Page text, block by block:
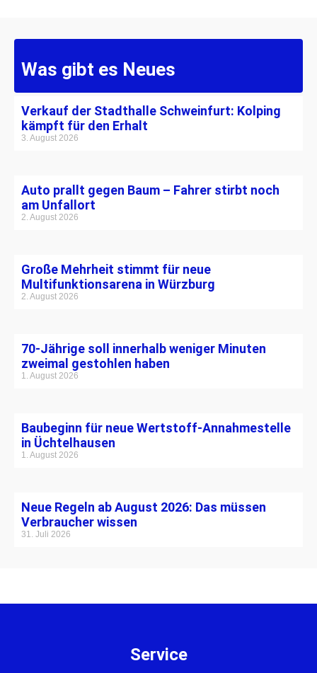
Was gibt es Neues
Verkauf der Stadthalle Schweinfurt: Kolping
kämpft für den Erhalt
3. August 2026
Auto prallt gegen Baum – Fahrer stirbt noch
am Unfallort
2. August 2026
Große Mehrheit stimmt für neue
Multifunktionsarena in Würzburg
2. August 2026
70-Jährige soll innerhalb weniger Minuten
zweimal gestohlen haben
1. August 2026
Baubeginn für neue Wertstoff-Annahmestelle
in Üchtelhausen
1. August 2026
Neue Regeln ab August 2026: Das müssen
Verbraucher wissen
31. Juli 2026
Service